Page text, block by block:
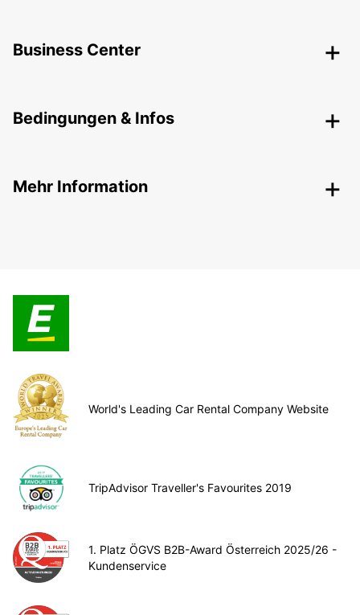
Business Center
Bedingungen & Infos
Mehr Information
World's Leading Car Rental Company Website
TripAdvisor Traveller's Favourites 2019
1. Platz ÖGVS B2B-Award Österreich 2025/26 -
Kundenservice